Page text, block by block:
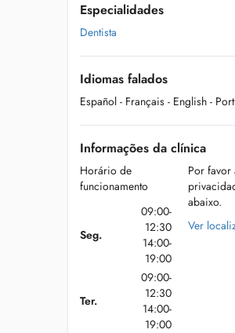
Especialidades
Dentista
Idiomas falados
Español - Français - English -
Informações da clínica
Horário de
funcionamento
Seg.
09:00-
12:30
14:00-
19:00
Ter.
09:00-
12:30
14:00-
19:00
Por
abaixo.
Ver